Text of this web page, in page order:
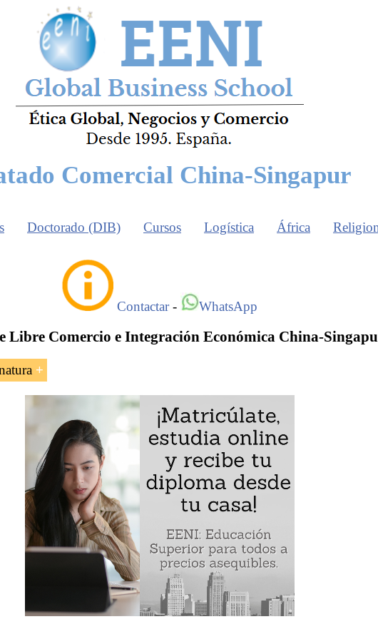
Comercial China-Singapur
Doctorado (DIB) Cursos Logística África
Contactar- WhatsApp
Libre Comercio e Integración Económica China-
Tratado de Libre Comercio e Integración Económica
los exportadores
origen del Tratado de Libre Comercio e Integración Económica
entre China y Singapur